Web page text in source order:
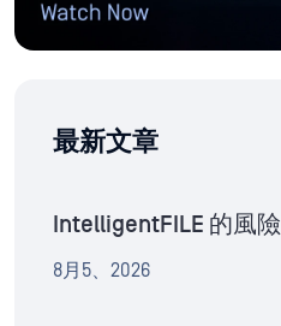
最新文章
IntelligentFILE 的風險
8月5、2026